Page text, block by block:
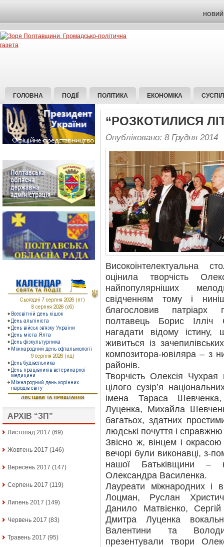
НОВИЙ
ГОЛОВНА ПОДІЇ ПОЛІТИКА ЕКОНОМІКА
АРХІВ “ЗП”
Листопад 2017 (69)
Жовтень 2017 (146)
Вересень 2017 (147)
Серпень 2017 (119)
Липень 2017 (149)
Червень 2017 (83)
Травень 2017 (95)
“РОЗКОТИЛИСЯ
Опубліковано: 8 Грудня 2014
Високоінтелектуальна
оцінила творчість
найпопулярніших
свідченням тому і
благословив патріарх
полтавець Борис Ілліч
нагадати відому
живиться із
композитора-ювіляра – з
районів.
Творчість Олексія
цілого сузір’я
імена Тараса
Луценка, Михайла
багатьох, здатних
людські почуття і справжню
Звісно ж, вінцем і
вечорі були виконавці, з-
нашої Батьківщини –
Олександра Василенка.
Лауреати міжнародних і
Лоцман, Руслан
Данило Матвієнко,
Дмитра Луценка
Валентини та
презентували твори